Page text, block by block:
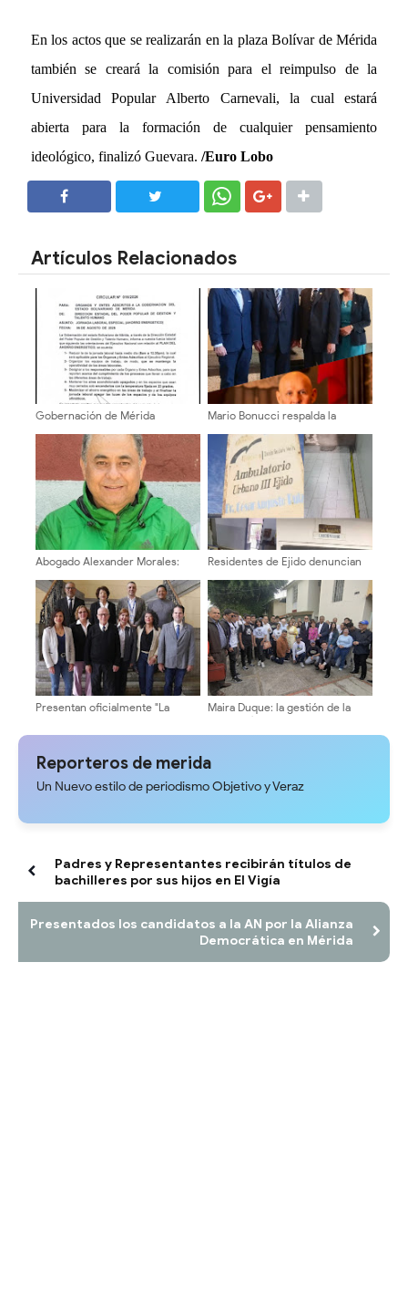
En los actos que se realizarán en la plaza Bolívar de Mérida
también se creará la comisión para el reimpulso de la
Universidad Popular Alberto Carnevali, la cual estará
abierta para la formación de cualquier pensamiento
ideológico, finalizó Guevara. /Euro Lobo
Artículos Relacionados
Gobernación de Mérida
especial de medio día por Plan
de Ahorro Energético
Mario Bonucci respalda la
destaca la necesidad de un
equipo con experiencia
comprobada
Abogado Alexander Morales:
Urgente superar el modelo
Centralizado del Estado
Comunal"
Residentes de Ejido denuncian
Urbano III
Presentan oficialmente "La
Cogobierno Profesoral de la
Maira Duque: la gestión de la
secretaría de la ULA será abierta
y transparente
Reporteros de merida
Un Nuevo estilo de periodismo Objetivo y Veraz
Padres y Representantes recibirán títulos de
bachilleres por sus hijos en El Vigía
Presentados los candidatos a la AN por la Alianza
Democrática en Mérida